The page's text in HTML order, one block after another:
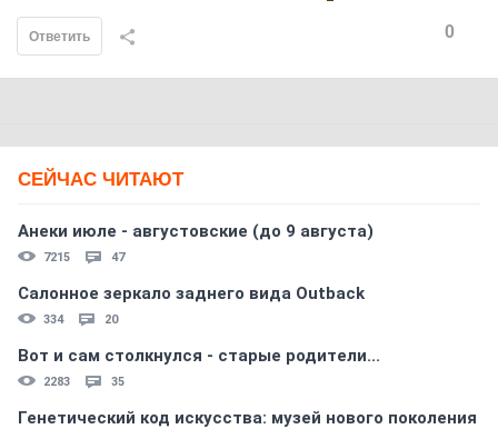
0
Ответить
СЕЙЧАС ЧИТАЮТ
Анеки июле - августовские (до 9 августа)
7215 47
Салонное зеркало заднего вида Outback
334 20
Вот и сам столкнулся - старые родители...
2283 35
Генетический код искусства: музей нового поколения